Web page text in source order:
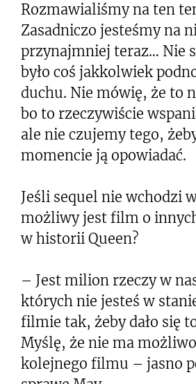
Rozmawialiśmy na ten
Zasadniczo jesteśmy na
przynajmniej teraz… Nie
było coś jakkolwiek
duchu. Nie mówię, że to
bo to rzeczywiście
ale nie czujemy tego,
momencie ją opowiadać.
Jeśli sequel nie wchodzi
możliwy jest film o
w historii Queen?
– Jest milion rzeczy w
których nie jesteś w
filmie tak, żeby dało się
Myślę, że nie ma
kolejnego filmu – jasno